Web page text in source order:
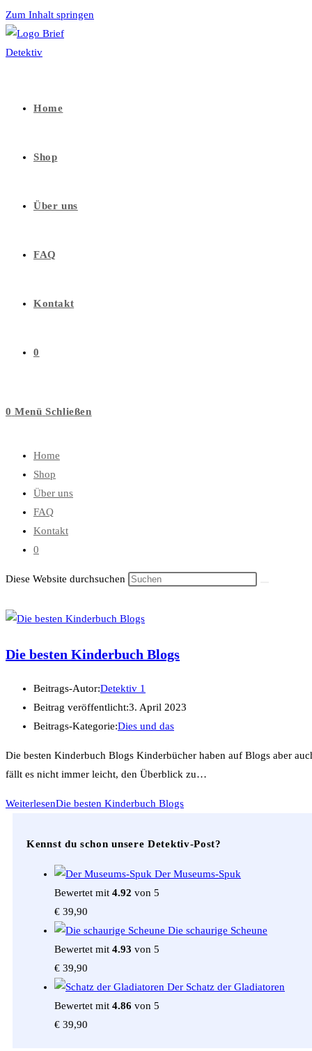
Zum Inhalt springen
Home
Shop
Über uns
FAQ
Kontakt
0
0 Menü Schließen
Home
Shop
Über uns
FAQ
Kontakt
0
Diese Website durchsuchen
Die besten Kinderbuch Blogs
Beitrags-Autor:Detektiv 1
Beitrag veröffentlicht:3. April 2023
Beitrags-Kategorie:Dies und das
Die besten Kinderbuch Blogs Kinderbücher haben auf Blogs aber
fällt es nicht immer leicht, den Überblick zu…
WeiterlesenDie besten Kinderbuch Blogs
Kennst du schon unsere Detektiv-Post?
Der Museums-Spuk
Bewertet mit 4.92 von 5
€ 39,90
Die schaurige Scheune
Bewertet mit 4.93 von 5
€ 39,90
Der Schatz der Gladiatoren
Bewertet mit 4.86 von 5
€ 39,90